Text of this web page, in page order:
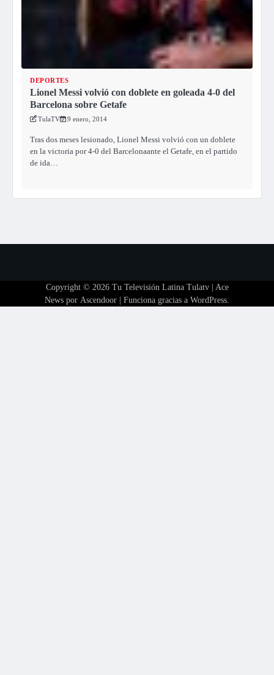
DEPORTES
Lionel Messi volvió con doblete en goleada 4-0 del
Barcelona sobre Getafe
TulaTV 9 enero, 2014
Tras dos meses lesionado, Lionel Messi volvió con un doblete
en la victoria por 4-0 del Barcelonaante el Getafe, en el partido
de ida…
Copyright © 2026 Tu Televisión Latina Tulatv| Ace
News por Ascendoor | Funciona gracias a WordPress